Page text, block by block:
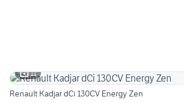
11
Renault Kadjar dCi 130CV Energy Zen